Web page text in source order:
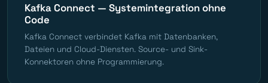
Kafka Connect — Systemintegration ohne
Code
Kafka Connect verbindet Kafka mit Datenbanken,
Dateien und Cloud-Diensten. Source- und Sink-
Konnektoren ohne Programmierung.